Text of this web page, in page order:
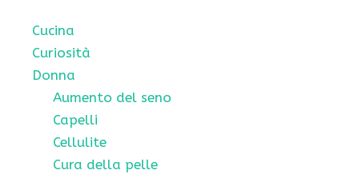
Cucina
Curiosità
Donna
Aumento del seno
Capelli
Cellulite
Cura della pelle